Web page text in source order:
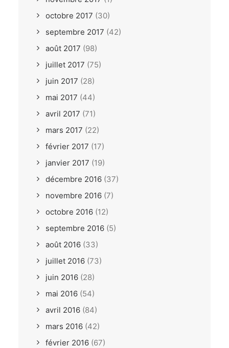
octobre 2017 (30)
septembre 2017 (42)
août 2017 (98)
juillet 2017 (75)
juin 2017 (28)
mai 2017 (44)
avril 2017 (71)
mars 2017 (22)
février 2017 (17)
janvier 2017 (19)
décembre 2016 (37)
novembre 2016 (7)
octobre 2016 (12)
septembre 2016 (5)
août 2016 (33)
juillet 2016 (73)
juin 2016 (28)
mai 2016 (54)
avril 2016 (84)
mars 2016 (42)
février 2016 (67)